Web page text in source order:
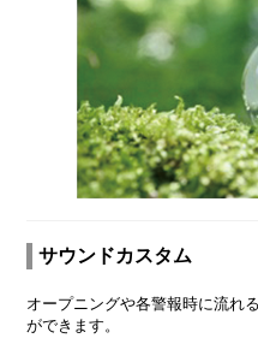
サウンドカスタム
オープニングや各警報時に流れ
ができます。